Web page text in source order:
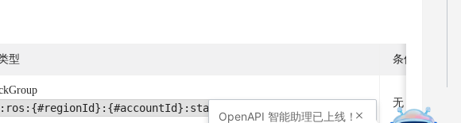
型 条件关键字
{#StackGroupName} 无
OpenAPI 智能助理已上线！